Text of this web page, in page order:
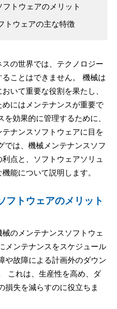
トウェアのメリット
トウェアの主な特徴
の世界では、テクノロジー
ことはできません。 機械は
いて重要な役割を果たし、
にはメンテナンスが重要で
効果的に管理するために、
ナンスソフトウェアに目を
では、機械メンテナンスソフ
点と、ソフトウェアソリュ
能について説明します。
フトウェアのメリット
のメンテナンスソフトウェ
メンテナンスをスケジュール
や故障による計画外のダウン
これは、生産性を高め、ダ
損失を減らすのに役立ちま